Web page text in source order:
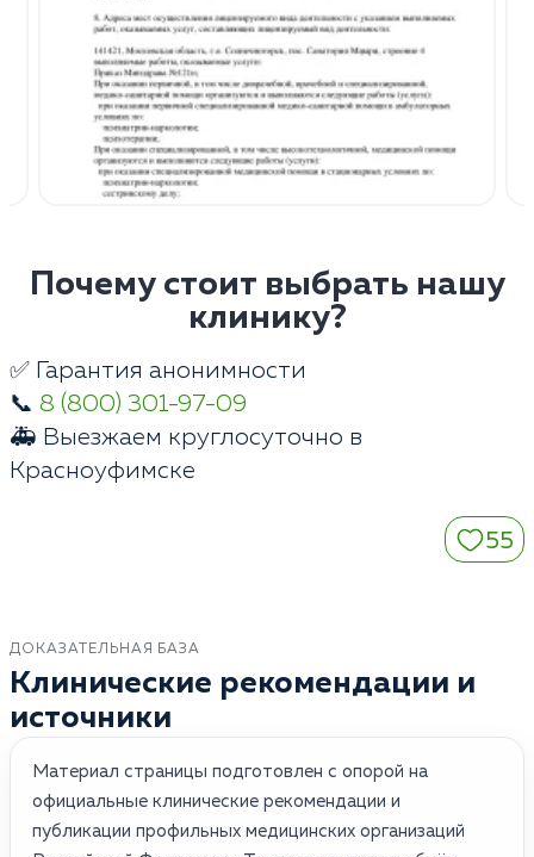
Почему стоит выбрать нашу
клинику?
✅ Гарантия анонимности
📞 8 (800) 301-97-09
🚑 Выезжаем круглосуточно в
Красноуфимске
55
ДОКАЗАТЕЛЬНАЯ БАЗА
Клинические рекомендации и
источники
Материал страницы подготовлен с опорой на
официальные клинические рекомендации и
публикации профильных медицинских организаций